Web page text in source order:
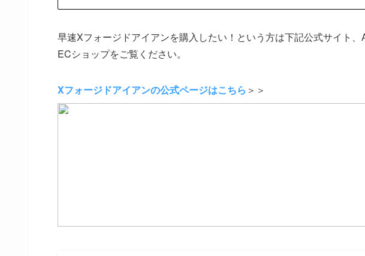
早速Xフォージドアイアンを購入したい！という方は下記公式サイト
ECショップをご覧ください。
Xフォージドアイアンの公式ページはこちら ＞＞